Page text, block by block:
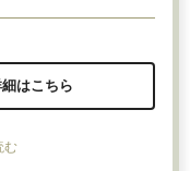
はこちら
む